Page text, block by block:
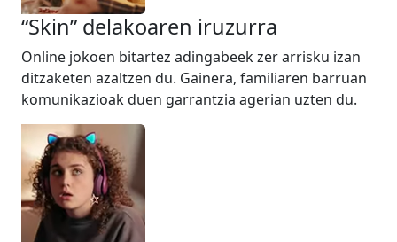
“Skin” delakoaren iruzurra
Online jokoen bitartez adingabeek zer arrisku izan
ditzaketen azaltzen du. Gainera, familiaren barruan
komunikazioak duen garrantzia agerian uzten du.